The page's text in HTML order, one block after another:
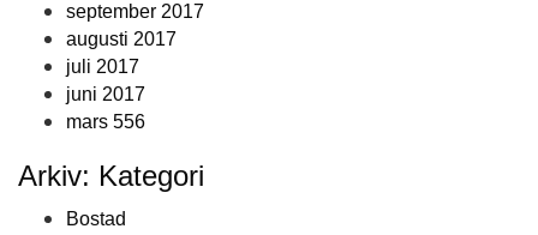
september 2017
augusti 2017
juli 2017
juni 2017
mars 556
Arkiv: Kategori
Bostad